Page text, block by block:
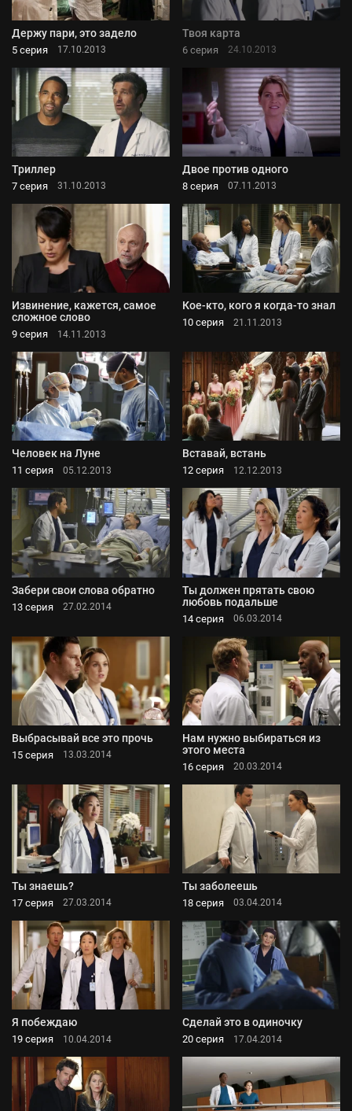
Держу пари, это задело
5 серия 17.10.2013
Твоя карта
6 серия 24.10.2013
Триллер
7 серия 31.10.2013
Двое против одного
8 серия 07.11.2013
Извинение, кажется, самое
сложное слово
9 серия 14.11.2013
Кое-кто, кого я когда-то знал
10 серия 21.11.2013
Человек на Луне
11 серия 05.12.2013
Вставай, встань
12 серия 12.12.2013
Забери свои слова обратно
13 серия 27.02.2014
Ты должен прятать свою
любовь подальше
14 серия 06.03.2014
Выбрасывай все это прочь
15 серия 13.03.2014
Нам нужно выбираться из
этого места
16 серия 20.03.2014
Ты знаешь?
17 серия 27.03.2014
Ты заболеешь
18 серия 03.04.2014
Я побеждаю
19 серия 10.04.2014
Сделай это в одиночку
20 серия 17.04.2014